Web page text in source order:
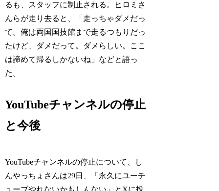
るも、スタッフに制止される。ヒロミさ
んらが走り去ると、「走っちゃダメだっ
て。俺は両国国技館まで走るつもりだっ
たけど、ダメだって。ダメらしい。ここ
は諦めて帰るしかないね」などと語っ
た。
YouTubeチャンネルの停止
と今後
YouTubeチャンネルの停止について、し
んやっちょさんは29日、「永久にユーチ
ューブやれないかもしんない」とXに投